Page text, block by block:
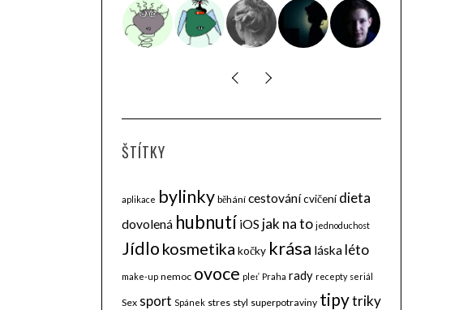
ŠTÍTKY
aplikace bylinky běhání cestovánícvičení dieta
dovolená hubnutí iOS jak na to jednoduchost
Jídlo kosmetika kočky krása láska léto
make-up nemoc ovoce pleť Praha rady recepty seriál
Sex sport Spánek stres styl superpotraviny tipytriky